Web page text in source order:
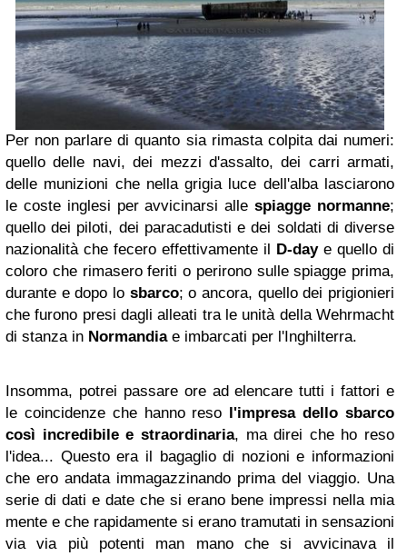
Per non parlare di quanto sia rimasta colpita dai numeri:
quello delle navi, dei mezzi d'assalto, dei carri armati,
delle munizioni che nella grigia luce dell'alba lasciarono
le coste inglesi per avvicinarsi allespiagge normanne;
quello dei piloti, dei paracadutisti e dei soldati di diverse
nazionalità che fecero effettivamente il D-daye quello di
coloro che rimasero feriti o perirono sulle spiagge prima,
durante e dopo lo sbarco; o ancora, quello dei prigionieri
che furono presi dagli alleati tra le unità della Wehrmacht
di stanza in Normandiae imbarcati per l'Inghilterra.
Insomma, potrei passare ore ad elencare tutti i fattori e
le coincidenze che hanno reso l'impresa dello sbarco
così incredibile e straordinaria, ma direi che ho reso
l'idea... Questo era il bagaglio di nozioni e informazioni
che ero andata immagazzinando prima del viaggio. Una
serie di dati e date che si erano bene impressi nella mia
mente e che rapidamente si erano tramutati in sensazioni
via via più potenti man mano che si avvicinava il